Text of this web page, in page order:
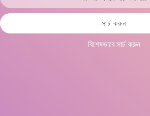
সার্চ করুন
বিশেষভাবে সার্চ করুন